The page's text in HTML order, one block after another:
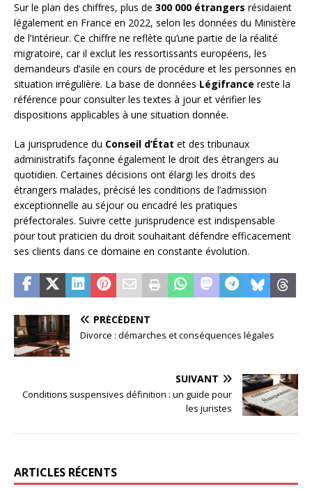
Sur le plan des chiffres, plus de 300 000 étrangers résidaient
légalement en France en 2022, selon les données du Ministère
de l’Intérieur. Ce chiffre ne reflète qu’une partie de la réalité
migratoire, car il exclut les ressortissants européens, les
demandeurs d’asile en cours de procédure et les personnes en
situation irrégulière. La base de données Légifrance reste la
référence pour consulter les textes à jour et vérifier les
dispositions applicables à une situation donnée.
La jurisprudence du Conseil d’État et des tribunaux
administratifs façonne également le droit des étrangers au
quotidien. Certaines décisions ont élargi les droits des
étrangers malades, précisé les conditions de l’admission
exceptionnelle au séjour ou encadré les pratiques
préfectorales. Suivre cette jurisprudence est indispensable
pour tout praticien du droit souhaitant défendre efficacement
ses clients dans ce domaine en constante évolution.
PRÉCÉDENT
Divorce : démarches et conséquences légales
SUIVANT
Conditions suspensives définition : un guide pour
les juristes
ARTICLES RÉCENTS